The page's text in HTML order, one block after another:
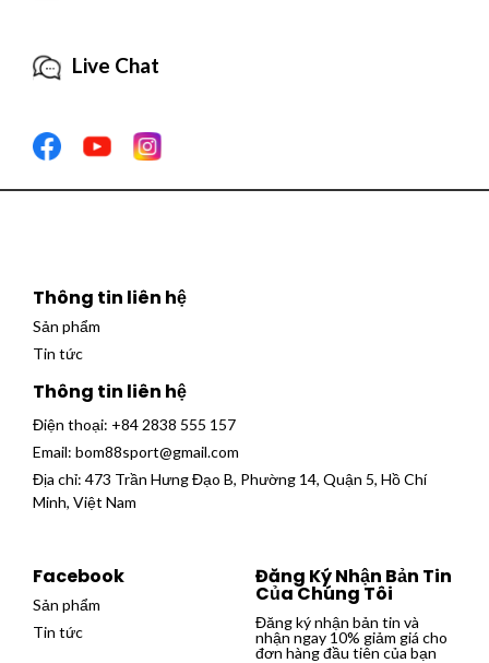
Live Chat
Thông tin liên hệ
Sản phẩm
Tin tức
Thông tin liên hệ
Điện thoại: +84 2838 555 157
Email: bom88sport@gmail.com
Địa chỉ: 473 Trần Hưng Đạo B, Phường 14, Quận 5, Hồ Chí
Minh, Việt Nam
Facebook
Sản phẩm
Tin tức
Đăng Ký Nhận Bản Tin
Của Chúng Tôi
Đăng ký nhận bản tin và
nhận ngay 10% giảm giá cho
đơn hàng đầu tiên của bạn